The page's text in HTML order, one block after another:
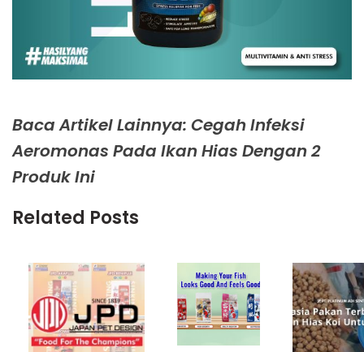
Baca Artikel Lainnya: Cegah Infeksi
Aeromonas Pada Ikan Hias Dengan 2
Produk Ini
Related Posts